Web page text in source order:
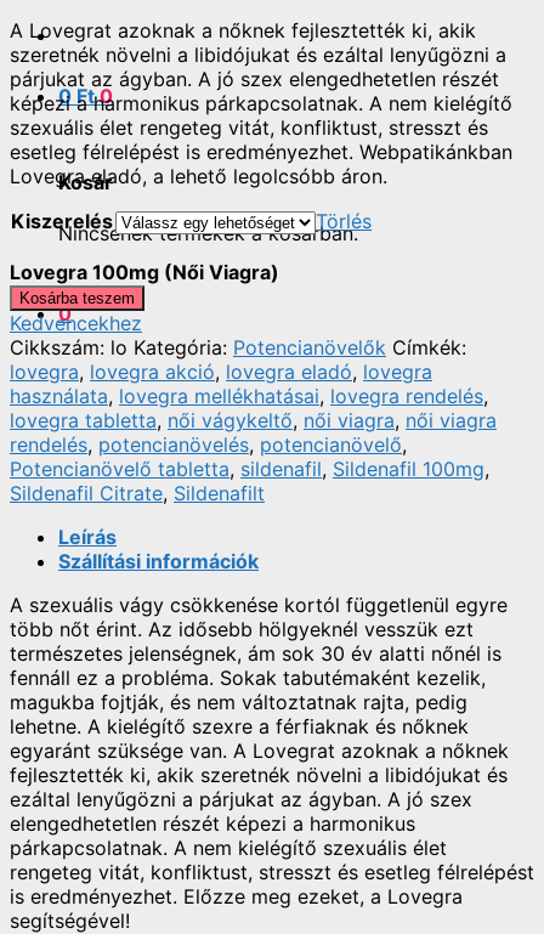
0 Ft 0
Kosár
Nincsenek termékek a kosárban.
0
A Lovegrat azoknak a nőknek fejlesztették ki, akik
szeretnék növelni a libidójukat és ezáltal lenyűgözni a
párjukat az ágyban. A jó szex elengedhetetlen részét
képezi a harmonikus párkapcsolatnak. A nem kielégítő
szexuális élet rengeteg vitát, konfliktust, stresszt és
esetleg félrelépést is eredményezhet. Webpatikánkban
Lovegra eladó, a lehető legolcsóbb áron.
Kiszerelés
Törlés
Lovegra 100mg (Női Viagra)
Kosárba teszem
Kedvencekhez
Cikkszám: lo Kategória: Potencianövelők Címkék:
lovegra, lovegra akció, lovegra eladó, lovegra
használata, lovegra mellékhatásai, lovegra rendelés,
lovegra tabletta, női vágykeltő, női viagra, női viagra
rendelés, potencianövelés, potencianövelő,
Potencianövelő tabletta, sildenafil, Sildenafil 100mg,
Sildenafil Citrate, Sildenafilt
Leírás
Szállítási információk
A szexuális vágy csökkenése kortól függetlenül egyre
több nőt érint. Az idősebb hölgyeknél vesszük ezt
természetes jelenségnek, ám sok 30 év alatti nőnél is
fennáll ez a probléma. Sokak tabutémaként kezelik,
magukba fojtják, és nem változtatnak rajta, pedig
lehetne. A kielégítő szexre a férfiaknak és nőknek
egyaránt szüksége van. A Lovegrat azoknak a nőknek
fejlesztették ki, akik szeretnék növelni a libidójukat és
ezáltal lenyűgözni a párjukat az ágyban. A jó szex
elengedhetetlen részét képezi a harmonikus
párkapcsolatnak. A nem kielégítő szexuális élet
rengeteg vitát, konfliktust, stresszt és esetleg félrelépést
is eredményezhet. Előzze meg ezeket, a Lovegra
segítségével!